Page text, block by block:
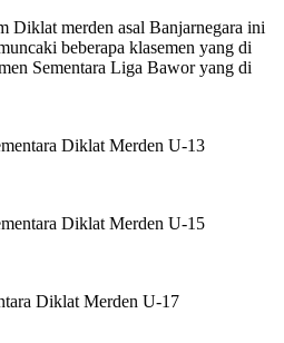
Diklat merden asal Banjarnegara ini
beberapa klasemen yang di
Sementara Liga Bawor yang di
Diklat Merden U-13
Diklat Merden U-15
Diklat Merden U-17